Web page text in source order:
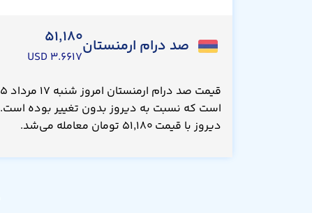
صد درام ارمنستان۵۱,۱۸۰
۳.۶۶۱۷ USD
دیروز با قیمت ۵۱,۱۸۰ تومان معامله می‌شد.